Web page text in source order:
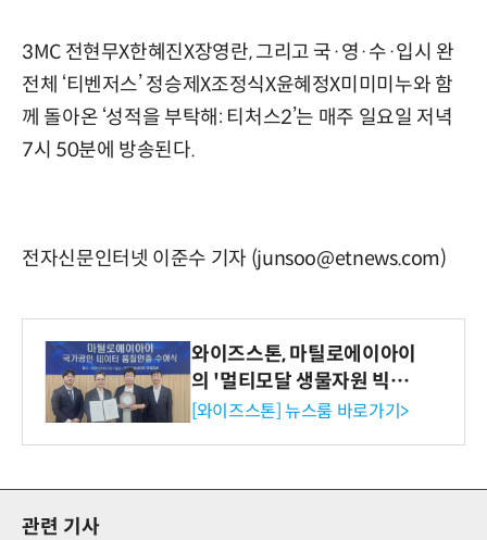
3MC 전현무X한혜진X장영란, 그리고 국·영·수·입시 완
전체 ‘티벤저스’ 정승제X조정식X윤혜정X미미미누와 함
께 돌아온 ‘성적을 부탁해: 티처스2’는 매주 일요일 저녁
7시 50분에 방송된다.
전자신문인터넷 이준수 기자 (junsoo@etnews.com)
와이즈스톤, 마틸로에이아이
의 '멀티모달 생물자원 빅데
이터'에 DQ인증 최고 등급
[와이즈스톤] 뉴스룸 바로가기>
관련 기사